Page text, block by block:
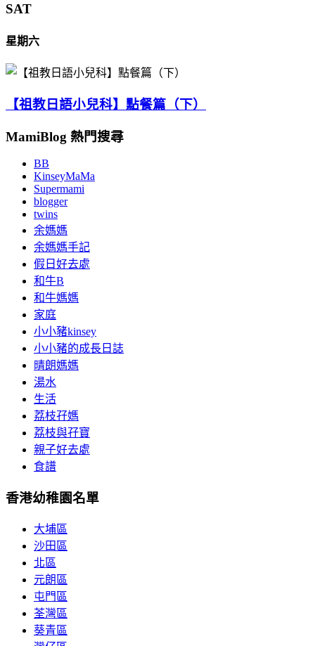
SAT
星期六
【祖教日語小兒科】點餐篇（下）
MamiBlog 熱門搜尋
BB
KinseyMaMa
Supermami
blogger
twins
余媽媽
余媽媽手記
假日好去處
和牛B
和牛媽媽
家庭
小小豬kinsey
小小豬的成長日誌
晴朗媽媽
湯水
生活
荔枝孖媽
荔枝與孖寶
親子好去處
食譜
香港幼稚園名單
大埔區
沙田區
北區
元朗區
屯門區
荃灣區
葵青區